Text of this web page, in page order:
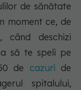
de sănătate
moment ce, de
deschizi
să te speli pe
de cazuri de
spitalului,